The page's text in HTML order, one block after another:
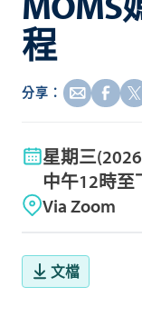
程
分享：
星期三
中午12時至
Via Zoom
文檔